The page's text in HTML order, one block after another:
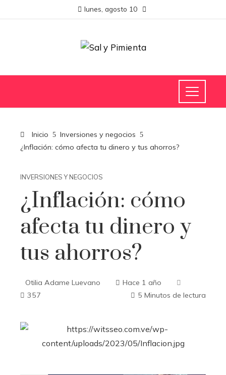
lunes, agosto 10
Inicio
Inversiones y negocios
¿Inflación: cómo afecta tu dinero y tus ahorros?
INVERSIONES Y NEGOCIOS
¿Inflación: cómo
afecta tu dinero y
tus ahorros?
Otilia Adame Luevano
Hace 1 año
357
5 Minutos de lectura